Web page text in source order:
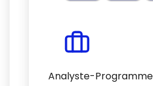
Analyste-